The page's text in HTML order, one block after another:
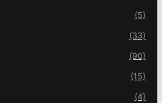
(5)
(33)
(90)
(15)
(4)